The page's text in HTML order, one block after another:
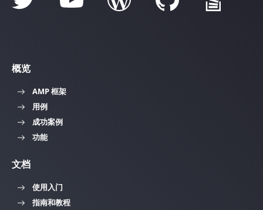
概览
AMP 框架
用例
成功案例
功能
文档
使用入门
指南和教程